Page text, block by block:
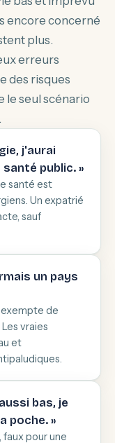
encore concerné
plus.
erreurs
des risques
le seul scénario
j'aurai
public. »
santé est
Un expatrié
sauf
un pays
exempte de
vraies
et
bas, je
poche. »
faux pour une